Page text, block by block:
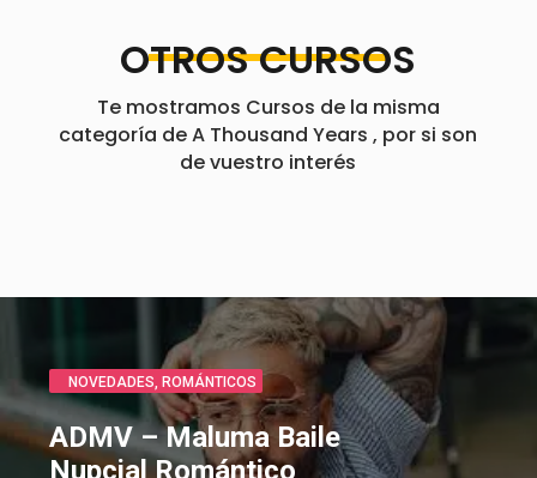
OTROS CURSOS
Te mostramos Cursos de la misma
categoría de A Thousand Years , por si son
de vuestro interés
CLÁSICOS,ROMÁNTICOS
Bella y Bestia canción en
Español